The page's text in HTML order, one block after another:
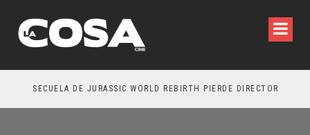
SECUELA DE JURASSIC WORLD REBIRTH PIERDE DIRECTOR